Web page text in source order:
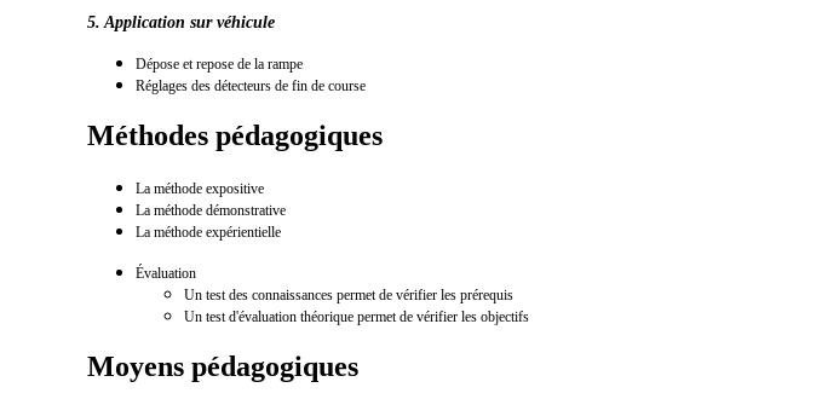
5. Application sur véhicule
Dépose et repose de la rampe
Réglages des détecteurs de fin de course
Méthodes pédagogiques
La méthode expositive
La méthode démonstrative
La méthode expérientielle
Évaluation
Un test des connaissances permet de vérifier les prérequis
Un test d'évaluation théorique permet de vérifier les objectifs
Moyens pédagogiques